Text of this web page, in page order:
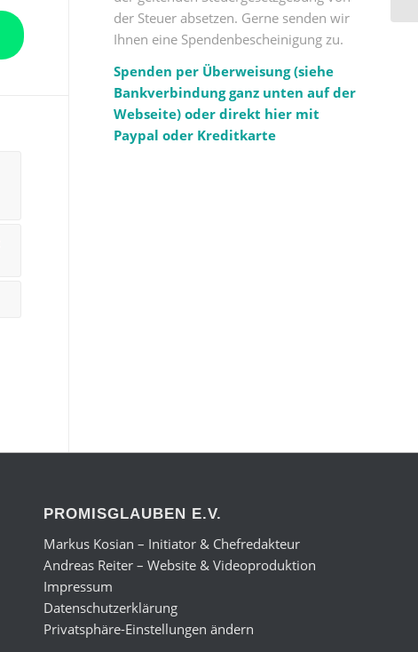
der Steuer absetzen. Gerne senden wir
Ihnen eine Spendenbescheinigung zu.
Spenden per Überweisung (siehe
Bankverbindung ganz unten auf der
Webseite) oder direkt hier mit
Paypal oder Kreditkarte
PROMISGLAUBEN E.V.
Markus Kosian – Initiator & Chefredakteur
Andreas Reiter – Website & Videoproduktion
Impressum
Datenschutzerklärung
Privatsphäre-Einstellungen ändern